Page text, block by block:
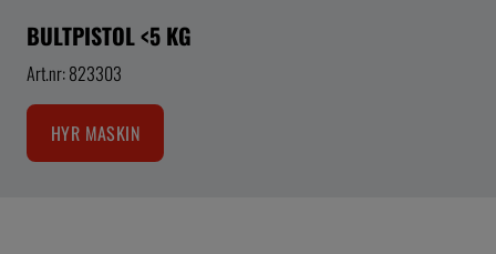
BULTPISTOL <5 KG
Art.nr: 823303
HYR MASKIN